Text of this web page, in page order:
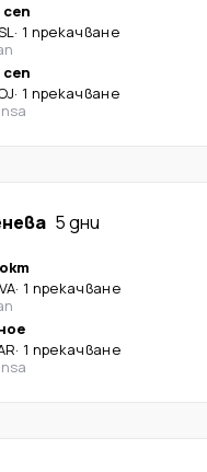
· 1 прекачване
· 1 прекачване
5 дни
· 1 прекачване
· 1 прекачване